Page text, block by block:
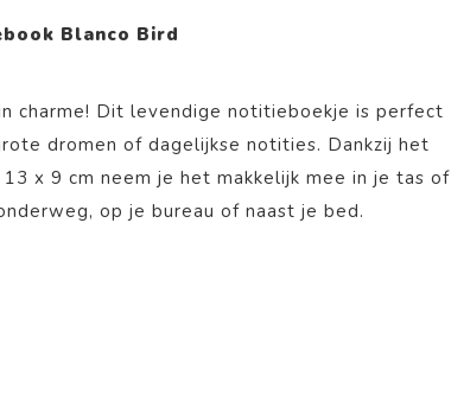
Blanco Bird
charme! Dit levendige notitieboekje is perfect
dromen of dagelijkse notities. Dankzij het
x 9 cm neem je het makkelijk mee in je tas of
op je bureau of naast je bed.